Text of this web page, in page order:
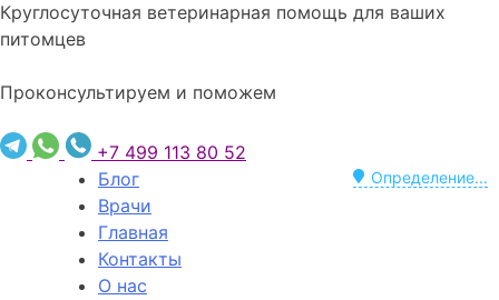
Круглосуточная ветеринарная помощь для ваших
питомцев
Проконсультируем и поможем
+7 499 113 80 52
Определение...
Блог
Врачи
Главная
Контакты
О нас